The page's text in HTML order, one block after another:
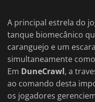
A principal estrela do
tanque biomecânico
caranguejo e um
simultaneamente
Em DuneCrawl, a
ao comando desta
os jogadores